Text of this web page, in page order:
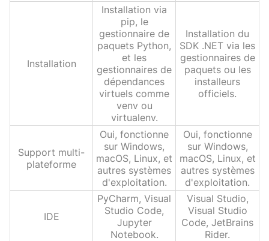
Installation
Installation via
pip, le
gestionnaire de
paquets Python,
et les
gestionnaires de
dépendances
virtuels comme
venv ou
virtualenv.
Installation du
SDK .NET via les
gestionnaires de
paquets ou les
installeurs
officiels.
Support multi-
plateforme
Oui, fonctionne
sur Windows,
macOS, Linux, et
autres systèmes
d'exploitation.
Oui, fonctionne
sur Windows,
macOS, Linux, et
autres systèmes
d'exploitation.
IDE
PyCharm, Visual
Studio Code,
Jupyter
Notebook.
Visual Studio,
Visual Studio
Code, JetBrains
Rider.